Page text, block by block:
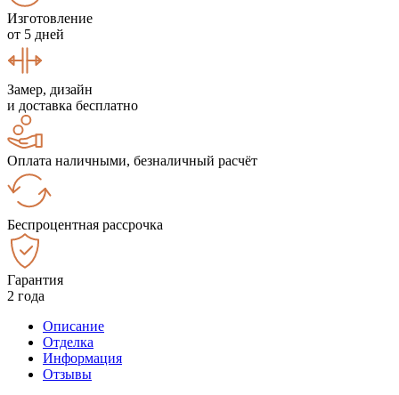
Изготовление
от 5 дней
Замер, дизайн
и доставка бесплатно
Оплата наличными, безналичный расчёт
Беспроцентная рассрочка
Гарантия
2 года
Описание
Отделка
Информация
Отзывы